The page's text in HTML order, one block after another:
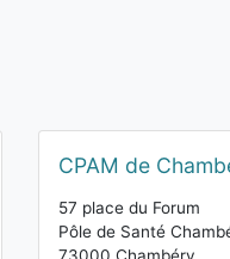
CPAM de
57 place du Forum
Pôle de Santé